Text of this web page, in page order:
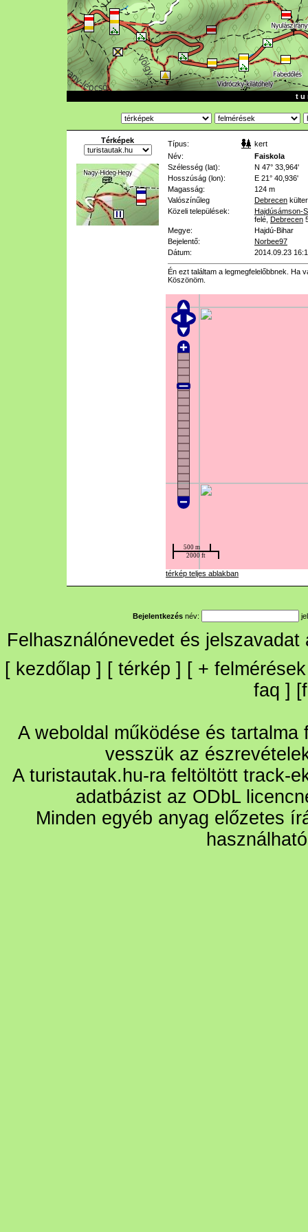
t u
Térképek Típus:
kert
Név:
Faiskola
Szélesség (lat):
N 47° 33,964'
Hosszúság (lon):
E 21° 40,936'
Magasság:
124 m
Valószínűleg
Debrecen
Közeli települések:
Hajdúsámson-
felé Debrecen
Megye:
Hajdú-Bihar
Bejelentő:
Norbee97
Dátum:
2014.09.23
Én ezt találtam a legmegfelelőbbnek. Ha
Köszönöm.
térkép teljes ablakban
Bejelentkezés név:
Felhasználónevedet és
[ kezdőlap ] [ térkép ] [ + felmérések
faq ] [
A weboldal működése és
vesszük az
A turistautak.hu-ra feltöltött track-
adatbázist az ODbL
Minden egyéb anyag előzetes